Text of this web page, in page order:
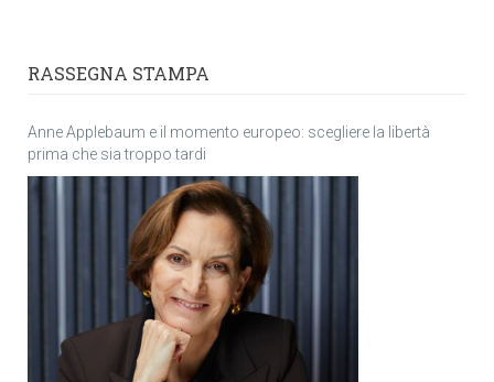
RASSEGNA STAMPA
Anne Applebaum e il momento europeo: scegliere la libertà
prima che sia troppo tardi